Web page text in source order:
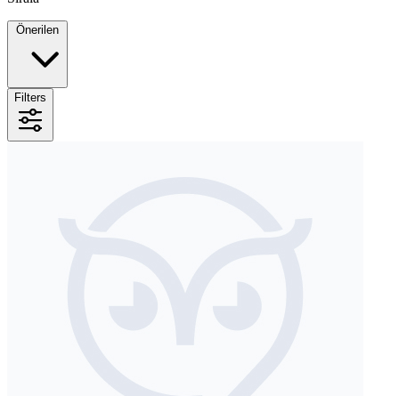
Filters